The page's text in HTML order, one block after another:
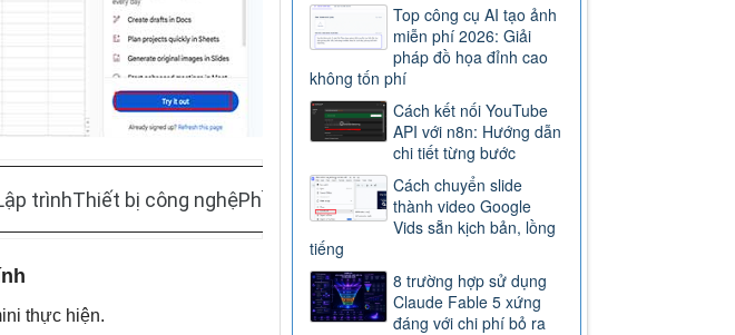
trìnhThiết bị công nghệPhần mềm
thực hiện.
Top công cụ AI tạo ảnh
miễn phí 2026: Giải
pháp đồ họa đỉnh cao
không tốn phí
Cách kết nối YouTube
API với n8n: Hướng dẫn
chi tiết từng bước
Cách chuyển slide
thành video Google
Vids sẵn kịch bản, lồng
tiếng
8 trường hợp sử dụng
Claude Fable 5 xứng
đáng với chi phí bỏ ra